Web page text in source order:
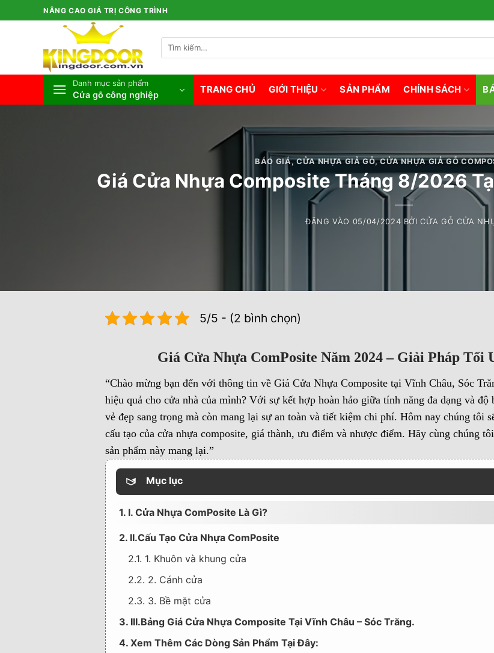
qua
NÂNG CAO GIÁ TRỊ CÔNG TRÌNH
Tìm
kiếm:
Danh mục sản phẩm
Cửa gỗ công nghiệp TRANG CHỦ GIỚI THIỆU SẢN PHẨM CHÍNH SÁCH
BÁO GIÁ,CỬA NHỰA GIẢ GỖ,CỬA NHỰA GIẢ GỖ
Giá Cửa Nhựa Composite Tháng 8/2026
ĐĂNG VÀO 05/04/2024 BỞICỬA GỖ CỬA
5/5 - (2 bình chọn)
Giá Cửa Nhựa ComPosite Năm 2024 – Giải Pháp Tối
“Chào mừng bạn đến với thông tin về Giá Cửa Nhựa Composite tại Vĩnh Châu, Sóc
hiệu quả cho cửa nhà của mình? Với sự kết hợp hoàn hảo giữa tính năng đa dạng và
vẻ đẹp sang trọng mà còn mang lại sự an toàn và tiết kiệm chi phí. Hôm nay chúng tôi
cấu tạo của cửa nhựa composite, giá thành, ưu điểm và nhược điểm. Hãy cùng chúng
sản phẩm này mang lại.”
Mục lục
1. I. Cửa Nhựa ComPosite Là Gì?
2. II.Cấu Tạo Cửa Nhựa ComPosite
2.1. 1. Khuôn và khung cửa
2.2. 2. Cánh cửa
2.3. 3. Bề mặt cửa
3. III.Bảng Giá Cửa Nhựa Composite Tại Vĩnh Châu – Sóc Trăng.
4. Xem Thêm Các Dòng Sản Phẩm Tại Đây: